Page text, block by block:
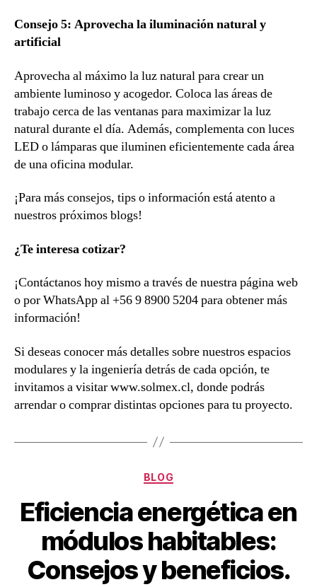
Consejo 5: Aprovecha la iluminación natural y
artificial
Aprovecha al máximo la luz natural para crear un
ambiente luminoso y acogedor. Coloca las áreas de
trabajo cerca de las ventanas para maximizar la luz
natural durante el día. Además, complementa con luces
LED o lámparas que iluminen eficientemente cada área
de una oficina modular.
¡Para más consejos, tips o información está atento a
nuestros próximos blogs!
¿Te interesa cotizar?
¡Contáctanos hoy mismo a través de nuestra página web
o por WhatsApp al +56 9 8900 5204 para obtener más
información!
Si deseas conocer más detalles sobre nuestros espacios
modulares y la ingeniería detrás de cada opción, te
invitamos a visitar www.solmex.cl, donde podrás
arrendar o comprar distintas opciones para tu proyecto.
BLOG
Eficiencia energética en
módulos habitables:
Consejos y beneficios.